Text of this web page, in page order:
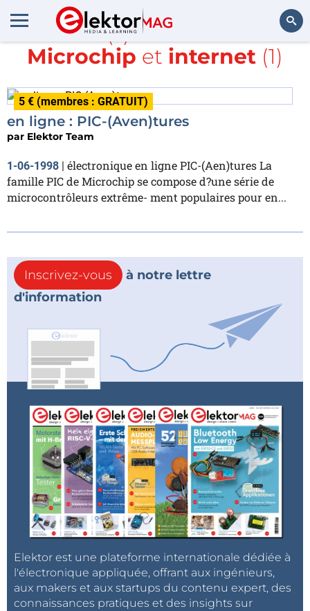
Rechercher
Article(s) avec la balise
Microchip et internet (1)
5 € (membres : GRATUIT)
en ligne : PIC-(Aven)tures
par Elektor Team
1-06-1998 | électronique en ligne PIC-(Aen)tures La
famille PIC de Microchip se compose d?une série de
microcontrôleurs extrême- ment populaires pour en...
Inscrivez-vous
à notre lettre
d'information
Elektor est une plateforme internationale dédiée à
l'électronique appliquée, offrant aux ingénieurs,
aux makers et aux startups du contenu expert, des
connaissances pratiques et des insights sur